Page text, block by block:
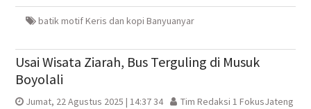
baru) baru) yang
baru)
baru)
batik motif Keris dan kopi Banyuanyar
Usai Wisata Ziarah, Bus Terguling di Musuk
Boyolali
Jumat, 22 Agustus 2025 | 14:37 34 Tim Redaksi 1 FokusJateng